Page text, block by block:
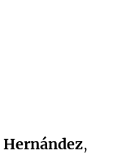
Hernández,